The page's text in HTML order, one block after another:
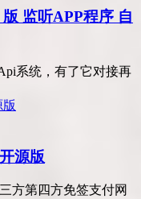
监听APP程序 自
系统，有了它对接再
源版
方第四方免签支付网